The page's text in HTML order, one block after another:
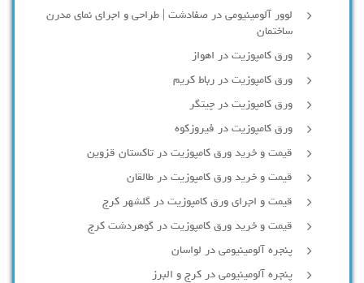
لوور آلومینیومی در صفادشت | طراحی و اجرای نمای مدرن
ساختمان
ورق کامپوزیت در اهواز
ورق کامپوزیت در رباط کریم
ورق کامپوزیت در چیتگر
ورق کامپوزیت در فیروزکوه
قیمت و خرید ورق کامپوزیت در تاکستان قزوین
قیمت و خرید ورق کامپوزیت در طالقان
قیمت و اجرای ورق کامپوزیت در گلشهر کرج
قیمت و خرید ورق کامپوزیت در گوهردشت کرج
پنجره آلومینیومی در لواسان
پنجره آلومینیومی در کرج و البرز